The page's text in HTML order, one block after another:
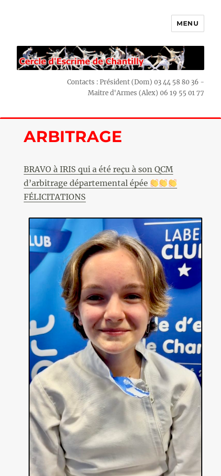
MENU
Contacts : Président (Dom) 03 44 58 80 36 -
Maitre d'Armes (Alex) 06 19 55 01 77
ARBITRAGE
BRAVO à IRIS qui a été reçu à son QCM
d’arbitrage départemental épée
FÉLICITATIONS